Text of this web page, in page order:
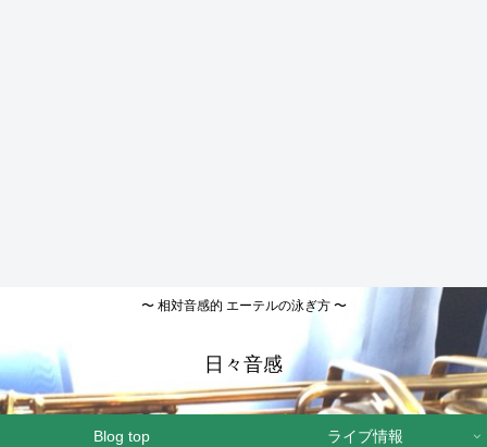
〜 相対音感的 エーテルの泳ぎ方 〜
日々音感
Blog top ライブ情報